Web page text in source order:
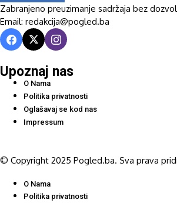
Zabranjeno preuzimanje sadržaja bez
Email: redakcija@pogled.ba
Upoznaj nas
O Nama
Politika privatnosti
Oglašavaj se kod nas
Impressum
© Copyright 2025 Pogled.ba. Sva prava
O Nama
Politika privatnosti